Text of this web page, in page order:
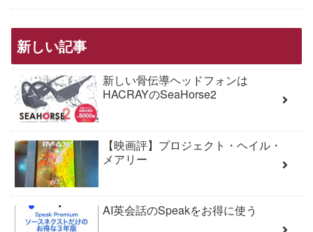
新しい記事
新しい骨伝導ヘッドフォンは
HACRAYのSeaHorse2
【映画評】プロジェクト・ヘイル・
メアリー
AI英会話のSpeakをお得に使う